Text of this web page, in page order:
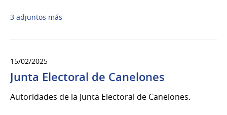
3 adjuntos más
15/02/2025
Junta Electoral de Canelones
Autoridades de la Junta Electoral de Canelones.